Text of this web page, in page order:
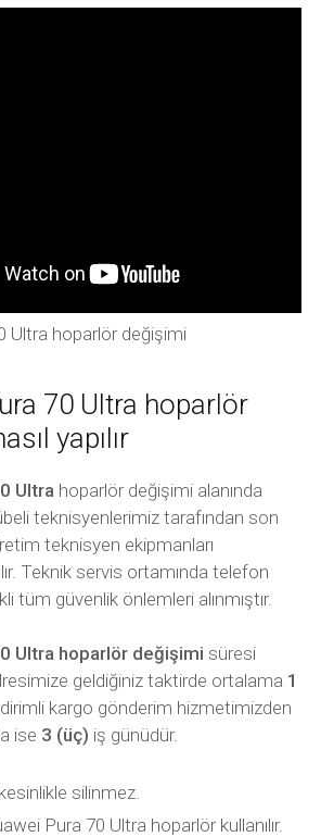
Ultra hoparlör değişimi
70 Ultra hoparlör
yapılır
Ultra hoparlör değişimi alanında
teknisyenlerimiz tarafından son
teknisyen ekipmanları
Teknik servis ortamında telefon
tüm güvenlik önlemleri alınmıştır.
Ultra hoparlör değişimi süresi
geldiğiniz taktirde ortalama 1
kargo gönderim hizmetimizden
ise 3 (üç) iş günüdür.
silinmez.
Pura 70 Ultra hoparlör kullanılır.